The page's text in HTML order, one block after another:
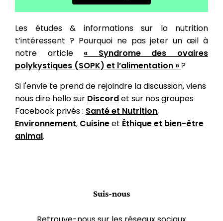
Les études & informations sur la nutrition
t’intéressent ? Pourquoi ne pas jeter un œil à
notre article « Syndrome des ovaires
polykystiques (SOPK) et l’alimentation »?
Si l'envie te prend de rejoindre la discussion, viens
nous dire hello sur Discordet sur nos groupes
Facebook privés : Santé et Nutrition,
Environnement, Cuisineet Éthique et bien-être
animal.
Suis-nous